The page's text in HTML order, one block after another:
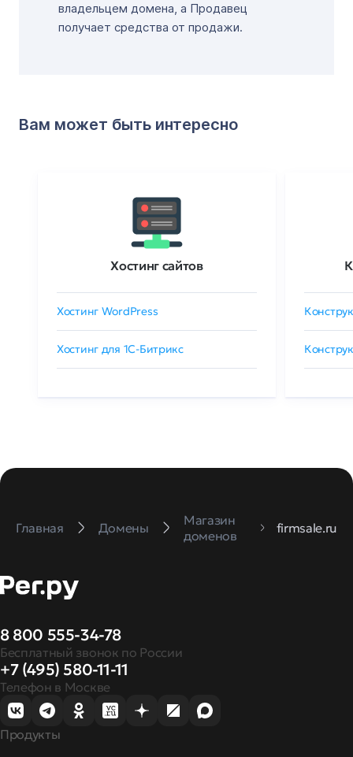
владельцем домена, а Продавец
получает средства от продажи.
Вам может быть интересно
Хостинг сайтов
Хостинг WordPress
Хостинг для 1C-Битрикс
Главная Домены
Магазин
доменов
firmsale.ru
8 800 555-34-78
Бесплатный звонок по России
+7 (495) 580-11-11
Телефон в Москве
Продукты